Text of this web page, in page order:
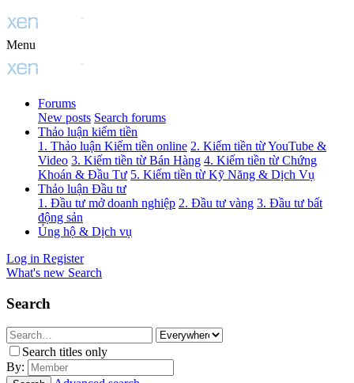
Menu
Forums
New posts Search forums
Thảo luận kiếm tiền
1. Thảo luận Kiếm tiền online 2. Kiếm tiền từ YouTube &
Video 3. Kiếm tiền từ Bán Hàng 4. Kiếm tiền từ Chứng
Khoán & Đầu Tư 5. Kiếm tiền từ Kỹ Năng & Dịch Vụ
Thảo luận Đầu tư
1. Đầu tư mở doanh nghiệp 2. Đầu tư vàng 3. Đầu tư bất
động sản
Ủng hộ & Dịch vụ
Log in Register
What's new Search
Search
Search titles only
By: